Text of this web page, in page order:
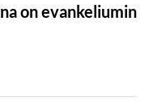
on evankeliumin